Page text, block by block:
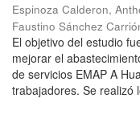
Espinoza Calderon,
Faustino Sánchez
El objetivo del estudio
mejorar el
de servicios EMAP A
trabajadores. Se realizó